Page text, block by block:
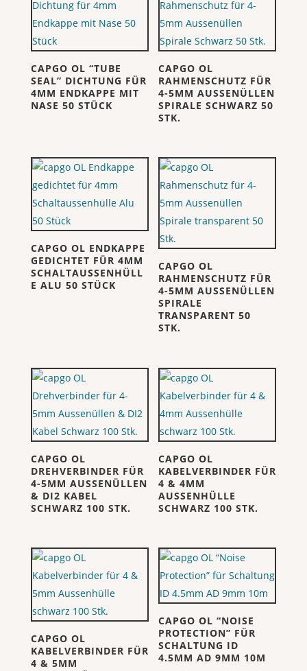
CAPGO OL “TUBE
SEAL” DICHTUNG FÜR
4MM ENDKAPPE MIT
NASE 50 STÜCK
CAPGO OL
RAHMENSCHUTZ FÜR
4-5MM AUSSENÜLLEN
SPIRALE SCHWARZ 50
STK.
CAPGO OL ENDKAPPE
GEDICHTET FÜR 4MM
SCHALTAUSSENHÜLL
E ALU 50 STÜCK
CAPGO OL
RAHMENSCHUTZ FÜR
4-5MM AUSSENÜLLEN
SPIRALE
TRANSPARENT 50
STK.
CAPGO OL
DREHVERBINDER FÜR
4-5MM AUSSENÜLLEN
& DI2 KABEL
SCHWARZ 100 STK.
CAPGO OL
KABELVERBINDER FÜR
4 & 4MM
AUSSENHÜLLE
SCHWARZ 100 STK.
CAPGO OL
KABELVERBINDER FÜR
4 & 5MM
CAPGO OL “NOISE
PROTECTION” FÜR
SCHALTUNG ID
4.5MM AD 9MM 10M